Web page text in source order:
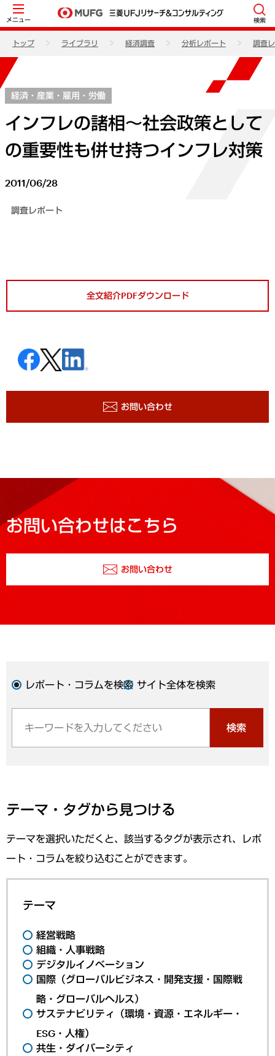
メニュー 検索
トップ ライブラリ 経済調査 分析レポート 調査
経済・産業・雇用・労働
インフレの諸相～社会政策として
の重要性も併せ持つインフレ対策
2011/06/28
調査レポート
全文紹介PDFダウンロード
お問い合わせ
お問い合わせはこちら
お問い合わせ
レポート・コラムを検索 サイト全体を検索
検索
テーマ・タグから見つける
テーマを選択いただくと、該当するタグが表示され、レポ
ート・コラムを絞り込むことができます。
テーマ
経営戦略
組織・人事戦略
デジタルイノベーション
国際（グローバルビジネス・開発支援・国際戦
略・グローバルヘルス）
サステナビリティ（環境・資源・エネルギー・
ESG・人権）
共生・ダイバーシティ